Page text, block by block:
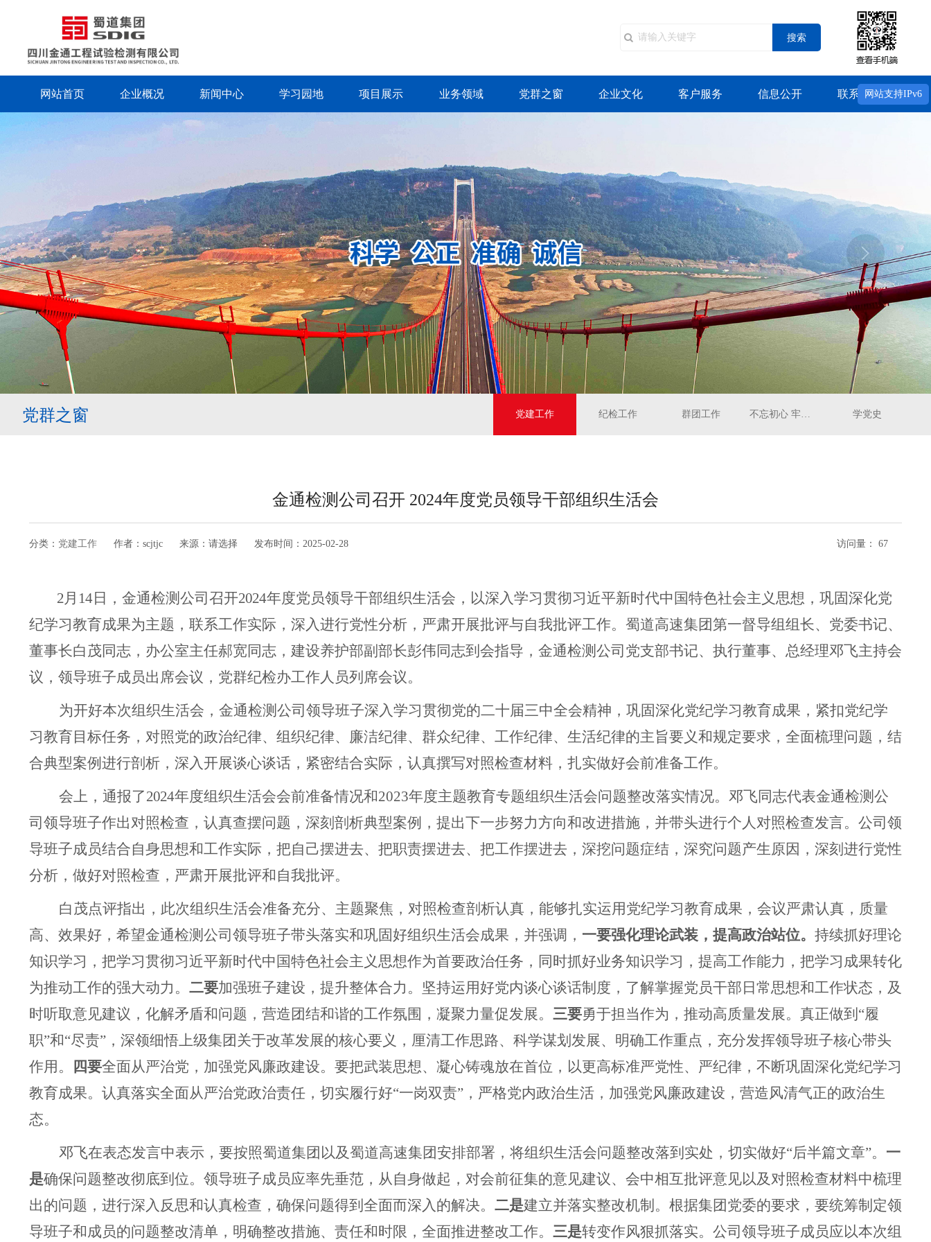
搜索
网站首页 企业概况 新闻中心 学习园地 项目展示 业务领域 党群之窗 企业文化 客户服务 信息公开 联系我们网站支持IPv6
党群之窗 党建工作 纪检工作 群团工作 不忘初心 牢记使命 学党史
金通检测公司召开 2024年度党员领导干部组织生活会
分类： 党建工作 作者： scjtjc 来源： 请选择 发布时间： 2025-02-28 访问量： 67
2月 14日，金通检测公司召开2024年度党员领导干部组织生活会，以深入学习贯彻习近平新时代中国特色社会主义思想，巩固深化党
纪学习教育成果为主题，联系工作实际，深入进行党性分析，严肃开展批评与自我批评工作。蜀道高速集团第一督导组组长、党委书记、
董事长白茂同志，办公室主任郝宽同志， 建设养护部副部长彭伟同志到会指导，金通检测公司党支部书记、执行董事、总经理邓飞主持会
议，领导班子成员出席会议，党群纪检办工作人员列席会议。
为开好本次组织生活会，金通检测公司领导班子深入学习贯彻党的二十届三中全会精神，巩固深化党纪学习教育成果，紧扣党纪学
习教育目标任务，对照党的政治纪律、组织纪律、廉洁纪律、群众纪律、工作纪律、生活纪律的主旨要义和规定要求，全面梳理问题，结
合典型案例进行剖析，深入开展谈心谈话，紧密结合实际，认真撰写对照检查材料，扎实做好会前准备工作。
会上，通报了2024年度组织生活会会前准备情况和2023年度主题教育专题组织生活会问题整改落实情况。邓飞同志代表金通检测公
司领导班子作出对照检查，认真查摆问题，深刻剖析典型案例，提出下一步努力方向和改进措施，并带头进行个人对照检查发言。公司领
导班子成员结合自身思想和工作实际，把自己摆进去、把职责摆进去、把工作摆进去，深挖问题症结，深究问题产生原因，深刻进行党性
分析，做好对照检查，严肃开展批评和自我批评。
白茂点评指出，此次组织生活会准备充分、主题聚焦，对照检查剖析认真，能够扎实运用党纪学习教育成果，会议严肃认真，质量
高、效果好，希望金通检测公司领导班子带头落实和巩固好组织生活会成果，并强调， 一要强化理论武装，提高政治站位。 持续抓好理论
知识学习，把学习贯彻习近平新时代中国特色社会主义思想作为首要政治任务，同时抓好业务知识学习，提高工作能力，把学习成果转化
为推动工作的强大动力。 二要加强班子建设，提升整体合力。坚持运用好党内谈心谈话制度，了解掌握党员干部日常思想和工作状态，及
时听取意见建议，化解矛盾和问题，营造团结和谐的工作氛围，凝聚力量促发展。 三要勇于担当作为，推动高质量发展。真正做到 “履
职”和“尽责”，深领细悟上级集团关于改革发展的核心要义，厘清工作思路、科学谋划发展、明确工作重点，充分发挥领导班子核心带头
作用。
四要全面从严治党，加强党风廉政建设。要把武装思想、凝心铸魂放在首位，以更高标准严党性、严纪律，不断巩固深化党纪学习
教育成果。认真落实全面从严治党政治责任，切实履行好“一岗双责”，严格党内政治生活，加强党风廉政建设，营造风清气正的政治生
态。
邓飞在表态发言中表示，要按照蜀道集团以及蜀道高速集团安排部署，将组织生活会问题整改落到实处，切实做好“后半篇文章”。 一
是确保问题整改彻底到位。领导班子成员应率先垂范，从自身做起，对会前征集的意见建议、会中相互批评意见以及对照检查材料中梳理
出的问题，进行深入反思和认真检查，确保问题得到全面而深入的解决。 二是建立并落实整改机制。根据集团党委的要求， 要统筹制定领
导班子和成员的问题整改清单，明确整改措施、责任和时限，全面推进整改工作。 三是转变作风狠抓落实。公司领导班子成员应以本次组